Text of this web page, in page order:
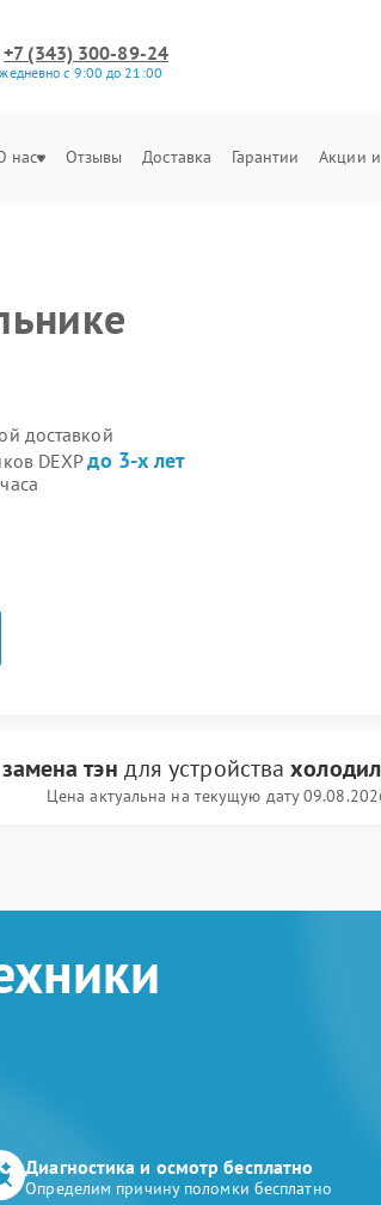
+7 (343) 300-89-24
с 9:00 до 21:00
нас Отзывы Доставка Гарантии Акции
доставкой
DEXPдо 3-х лет
замена тэн для устройства
Цена актуальна на текущую дату
Диагностика и осмотр бесплатно
Определим причину поломки бесплатно